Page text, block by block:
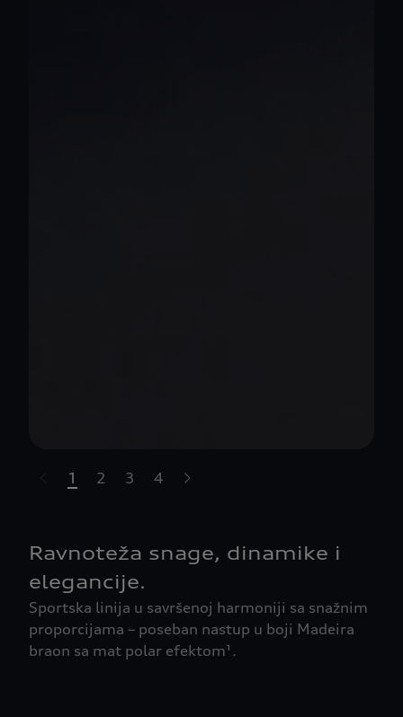
highlights.skipLinkText__
1 2 3 4
Ravnoteža snage, dinamike i
elegancije.
Sportska linija u savršenoj harmoniji sa snažnim
proporcijama – poseban nastup u boji Madeira
braon sa mat polar efektom¹.